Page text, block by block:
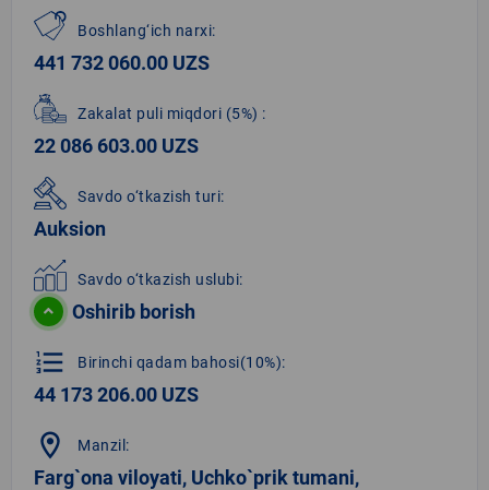
Boshlang‘ich narxi:
441 732 060.00 UZS
Zakalat puli miqdori (5%) :
22 086 603.00 UZS
Savdo o‘tkazish turi:
Auksion
Savdo o‘tkazish uslubi:
Oshirib borish
format_list_numbered Birinchi qadam bahosi(10%):
44 173 206.00 UZS
location_on Manzil:
Farg`ona viloyati, Uchko`prik tumani,